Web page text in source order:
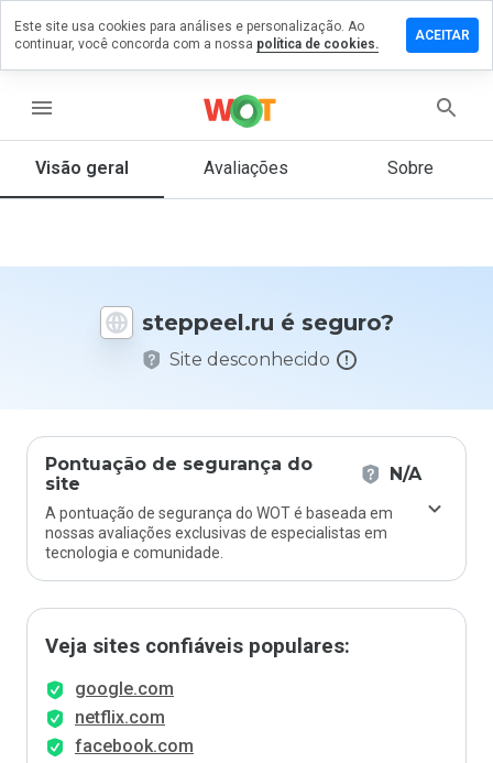
menu
Visão geral Avaliações Sobre
steppeel.ru é seguro?
Site desconhecido
Pontuação de segurança do
site
N/A
A pontuação de segurança do WOT é baseada em
nossas avaliações exclusivas de especialistas em
tecnologia e comunidade.
Veja sites confiáveis populares:
google.com
netflix.com
facebook.com
um
que
Este site usa cookies para análises e personalização. Ao
continuar, você concorda com a nossa política de cookies.
ACEITAR